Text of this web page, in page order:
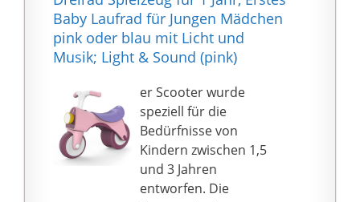
bequemen;
belastbarkeit bis zum
20 KG.
💖Mit Begeisterung
fahren: Reiten genießen
und Spaß machen mit
seinem neuen Laufrad
und gleichzeitig die
Koordination, das
Gleichgewichtssinn und
Baby Laufrad für Jungen Mädchen
pink oder blau mit Licht und
Musik; Light & Sound (pink)
er Scooter wurde
speziell für die
Bedürfnisse von
Kindern zwischen 1,5
und 3 Jahren
entworfen. Die